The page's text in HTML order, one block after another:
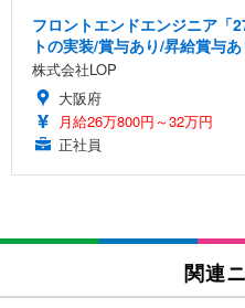
フロントエンドエンジニア「
トの実装/賞与あり/昇給賞与
株式会社LOP
大阪府
月給26万800円～32万円
正社員
関連